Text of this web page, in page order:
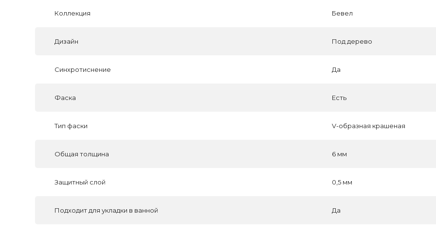
Коллекция Бевел
Дизайн Под дерево
Синхротиснение Да
Фаска Есть
Тип фаски V-образная крашеная
Общая толщина 6 мм
Защитный слой 0,5 мм
Подходит для укладки в ванной Да